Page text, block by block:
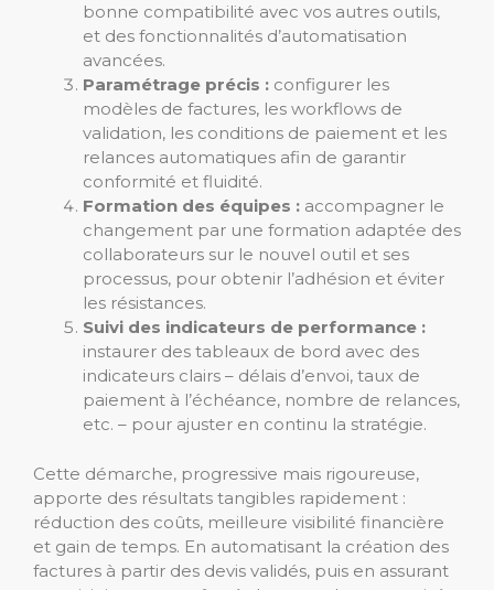
bonne compatibilité avec vos autres outils,
et des fonctionnalités d’automatisation
avancées.
Paramétrage précis : configurer les
modèles de factures, les workflows de
validation, les conditions de paiement et les
relances automatiques afin de garantir
conformité et fluidité.
Formation des équipes : accompagner le
changement par une formation adaptée des
collaborateurs sur le nouvel outil et ses
processus, pour obtenir l’adhésion et éviter
les résistances.
Suivi des indicateurs de performance :
instaurer des tableaux de bord avec des
indicateurs clairs – délais d’envoi, taux de
paiement à l’échéance, nombre de relances,
etc. – pour ajuster en continu la stratégie.
Cette démarche, progressive mais rigoureuse,
apporte des résultats tangibles rapidement :
réduction des coûts, meilleure visibilité financière
et gain de temps. En automatisant la création des
factures à partir des devis validés, puis en assurant